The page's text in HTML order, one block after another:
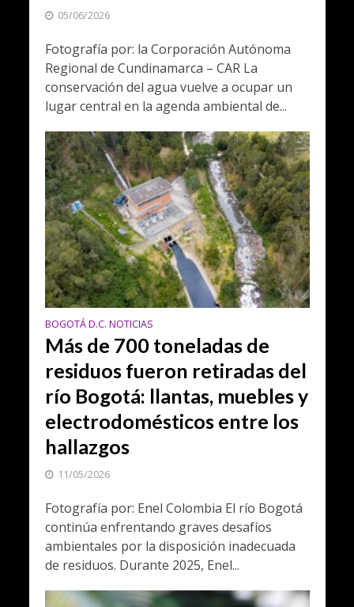
05/06/2026
Fotografía por: la Corporación Autónoma
Regional de Cundinamarca – CAR La
conservación del agua vuelve a ocupar un
lugar central en la agenda ambiental de...
BOGOTÁ D.C. NOTICIAS
Más de 700 toneladas de
residuos fueron retiradas del
río Bogotá: llantas, muebles y
electrodomésticos entre los
hallazgos
11/05/2026
Fotografía por: Enel Colombia El río Bogotá
continúa enfrentando graves desafíos
ambientales por la disposición inadecuada
de residuos. Durante 2025, Enel...